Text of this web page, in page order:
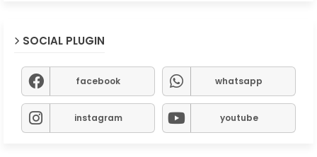
SOCIAL PLUGIN
facebook whatsapp
instagram youtube